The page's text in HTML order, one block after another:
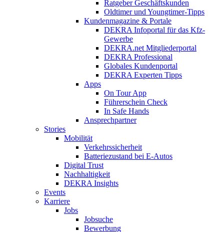
Ratgeber Geschäftskunden
Oldtimer und Youngtimer-Tipps
Kundenmagazine & Portale
DEKRA Infoportal für das Kfz-
Gewerbe
DEKRA.net Mitgliederportal
DEKRA Professional
Globales Kundenportal
DEKRA Experten Tipps
Apps
On Tour App
Führerschein Check
In Safe Hands
Ansprechpartner
Stories
Mobilität
Verkehrssicherheit
Batteriezustand bei E-Autos
Digital Trust
Nachhaltigkeit
DEKRA Insights
Events
Karriere
Jobs
Jobsuche
Bewerbung